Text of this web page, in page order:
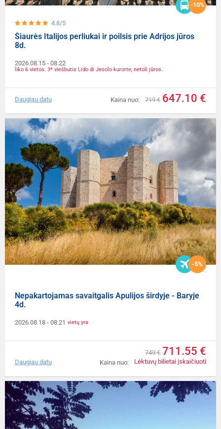
4.8/5
-10%
Šiaurės Italijos perliukai ir poilsis prie Adrijos jūros
8d.
2026.08.15 - 08.22
liko 6 vietos. 3* viešbutis Lido di Jesolo kurorte, netoli jūros.
Kaina nuo: 719 € 647.10 €
Daugiau datų
-5%
Nepakartojamas savaitgalis Apulijos širdyje - Baryje
4d.
2026.08.18 - 08.21 vietų yra
Kaina nuo:
749 € 711.55 €
Lėktuvų bilietai įskaičiuoti
Daugiau datų